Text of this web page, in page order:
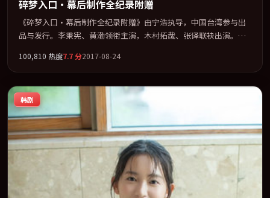
碎梦入口·幕后制作全纪录附赠
《碎梦入口·幕后制作全纪录附赠》由宁浩执导，中国台湾参与出
品与发行。李秉宪、黄渤领衔主演，木村拓哉、张译联袂出演。在
在叙事、表演与视听上力求统一。定于 2017-04-02 在内地院线及主
流平台同步亮相，2017 年度话题片中口碑稳健，适合喜欢强情节与
人物弧光的观众完整观看。
100,810 热度7.7分2017-08-24
韩剧